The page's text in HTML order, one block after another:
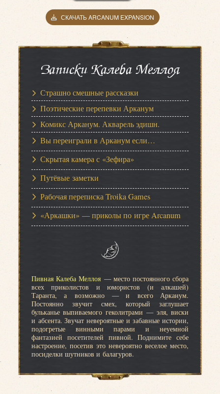
СКАЧАТЬ ARCANUM EXPANSION
Записки Калеба Меллоя
Страшно смешные рассказки
Поэтические перепевки Арканум
Комикс Арканум. Акварель эдишн.
Вы переиграли в Арканум если…
Скрытая камера с «Зефира»
Путёвые заметки
Рабочая переписка Troika Games
«Аркашки» — приколы по игре Arcanum
Пивная Калеба Меллоя — место постоянного сбора
всех приколистов и юмористов (и алкашей)
Таранта, а возможно — и всего Арканум.
Постоянно звучит смех, который заглушает
бульканье выпиваемого геколитрами — эля, виски
и абсента. Звучат невероятные и забавные истории,
подогретые винными парами и неуемной
фантазией посетителей пивной. Поднимите себе
настроение, посетив это невероятно веселое место,
посиделки шутников и балагуров.